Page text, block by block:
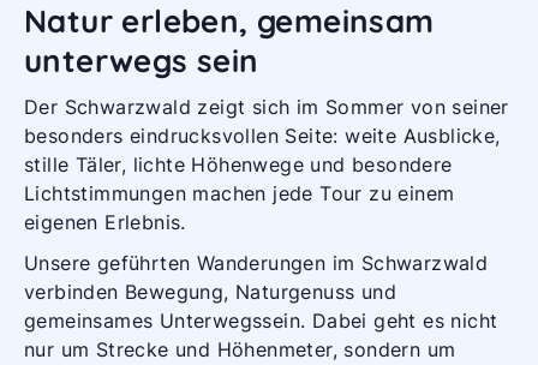
Natur erleben, gemeinsam
unterwegs sein
Der Schwarzwald zeigt sich im Sommer von seiner
besonders eindrucksvollen Seite: weite Ausblicke,
stille Täler, lichte Höhenwege und besondere
Lichtstimmungen machen jede Tour zu einem
eigenen Erlebnis.
Unsere geführten Wanderungen im Schwarzwald
verbinden Bewegung, Naturgenuss und
gemeinsames Unterwegssein. Dabei geht es nicht
nur um Strecke und Höhenmeter, sondern um